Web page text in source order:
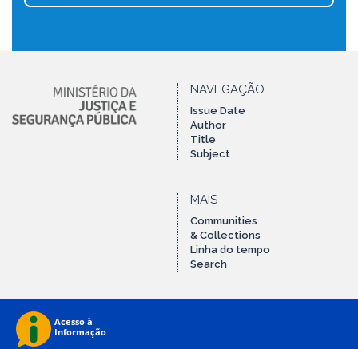
NAVEGAÇÃO
Issue Date
Author
Title
Subject
MAIS
Communities
& Collections
Linha do tempo
Search